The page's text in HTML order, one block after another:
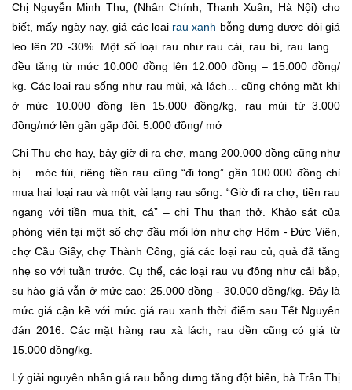
Chị Nguyễn Minh Thu, (Nhân Chính, Thanh Xuân, Hà Nội) cho
biết, mấy ngày nay, giá các loại rau xanh bỗng dưng được đội giá
leo lên 20 -30%. Một số loại rau như rau cải, rau bí, rau lang…
đều tăng từ mức 10.000 đồng lên 12.000 đồng – 15.000 đồng/
kg. Các loại rau sống như rau mùi, xà lách… cũng chóng mặt khi
ở mức 10.000 đồng lên 15.000 đồng/kg, rau mùi từ 3.000
đồng/mớ lên gần gấp đôi: 5.000 đồng/ mớ
Chị Thu cho hay, bây giờ đi ra chợ, mang 200.000 đồng cũng như
bị… móc túi, riêng tiền rau cũng “đi tong” gần 100.000 đồng chỉ
mua hai loại rau và một vài lạng rau sống. “Giờ đi ra chợ, tiền rau
ngang với tiền mua thịt, cá” – chị Thu than thở. Khảo sát của
phóng viên tại một số chợ đầu mối lớn như chợ Hôm - Đức Viên,
chợ Cầu Giấy, chợ Thành Công, giá các loại rau củ, quả đã tăng
nhẹ so với tuần trước. Cụ thể, các loại rau vụ đông như cải bắp,
su hào giá vẫn ở mức cao: 25.000 đồng - 30.000 đồng/kg. Đây là
mức giá cận kề với mức giá rau xanh thời điểm sau Tết Nguyên
đán 2016. Các mặt hàng rau xà lách, rau dền cũng có giá từ
15.000 đồng/kg.
Lý giải nguyên nhân giá rau bỗng dưng tăng đột biến, bà Trần Thị